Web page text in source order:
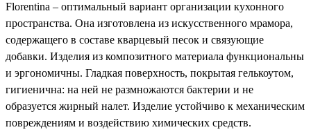
Florentina – оптимальный вариант организации кухонного
пространства. Она изготовлена из искусственного мрамора,
содержащего в составе кварцевый песок и связующие
добавки. Изделия из композитного материала функциональны
и эргономичны. Гладкая поверхность, покрытая гелькоутом,
гигиенична: на ней не размножаются бактерии и не
образуется жирный налет. Изделие устойчиво к механическим
повреждениям и воздействию химических средств.